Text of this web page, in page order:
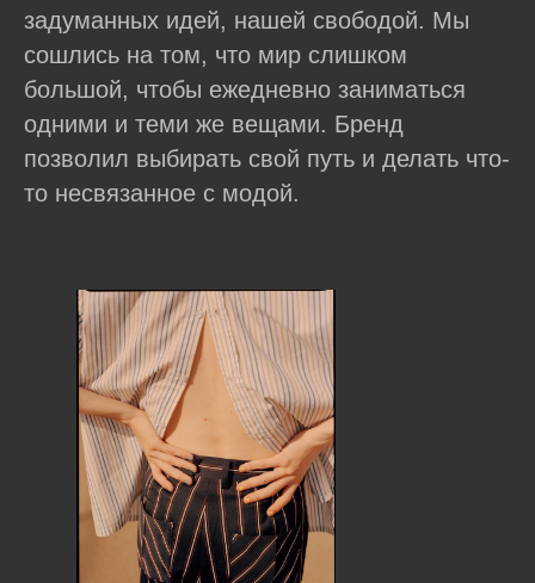
задуманных идей, нашей свободой. Мы
сошлись на том, что мир слишком
большой, чтобы ежедневно заниматься
одними и теми же вещами. Бренд
позволил выбирать свой путь и делать что-
то несвязанное с модой.